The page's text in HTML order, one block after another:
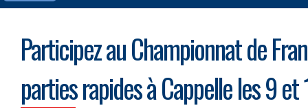
Participez au Championnat de
parties rapides à Cappelle les 9